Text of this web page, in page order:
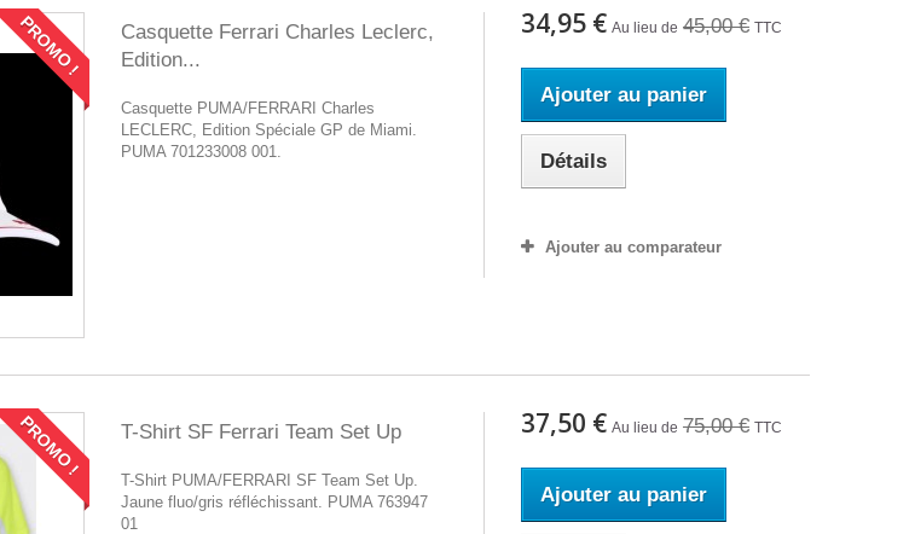
PROMO !
Casquette Ferrari Charles Leclerc,
Edition...
Casquette PUMA/FERRARI Charles
LECLERC, Edition Spéciale GP de Miami.
PUMA 701233008 001.
34,95 € Au lieu de 45,00 € TTC
Ajouter au panier
Détails
Ajouter au comparateur
PROMO ! T-Shirt SF Ferrari Team Set Up
T-Shirt PUMA/FERRARI SF Team Set Up.
Jaune fluo/gris réfléchissant. PUMA 763947
01
37,50 € Au lieu de 75,00 € TTC
Ajouter au panier